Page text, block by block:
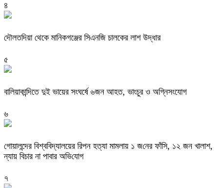
৪
দৌলতদিয়া থেকে মানিকগঞ্জের সিএনজি চালকের লাশ উদ্ধার
৫
বালিয়াকান্দিতে দুই ভায়ের সংঘর্ষে ৬জন আহত, ভাংচুর ও অগ্নিসংযোগ
৬
গোয়ালন্দের বিশ্ব‌বিদ্যালয়ের রিপন হত্যা মামলায় ১ জ‌নের ফাঁসি, ১২ জন খালাশ,
ন্যায় বিচার না পাবার অভি‌যোগ
৭